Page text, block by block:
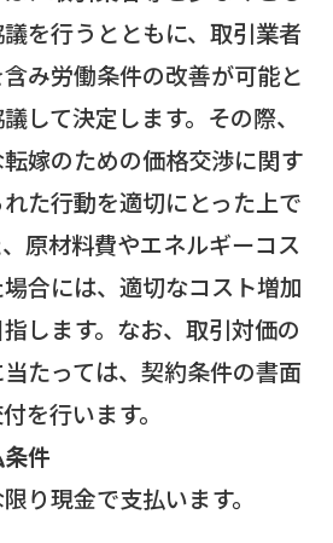
を行うとともに、取引業者
み労働条件の改善が可能と
して決定します。その際、
転嫁のための価格交渉に関す
た行動を適切にとった上で
原材料費やエネルギーコス
合には、適切なコスト増加
します。なお、取引対価の
たっては、契約条件の書面
を行います。
件
り現金で支払います。